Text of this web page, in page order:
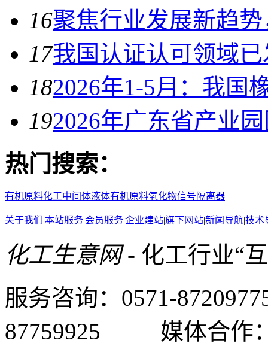
16聚焦行业发展新趋
17我国认证认可领域
182026年1-5月：我国
192026年广东省产业
热门搜索：
有机原料化工中间体液体有机原料氧化物信号隔离器
关于我们 |本站服务|会员服务|企业建站|旗下网站|新闻导航|技术
化工生意网- 化工行业“
服务咨询：0571-
87759925 媒体合作：